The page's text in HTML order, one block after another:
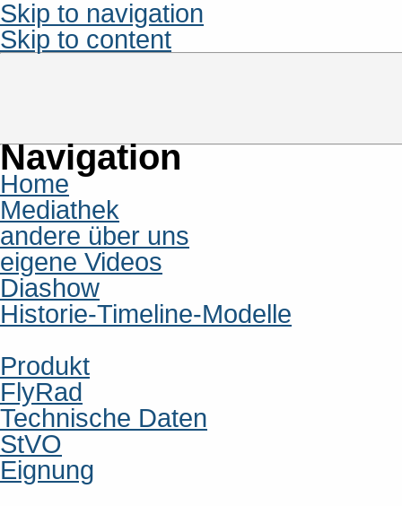
Skip to navigation
Skip to content
Navigation
Home
Mediathek
andere über uns
eigene Videos
Diashow
Historie-Timeline-Modelle
Produkt
FlyRad
Technische Daten
StVO
Eignung